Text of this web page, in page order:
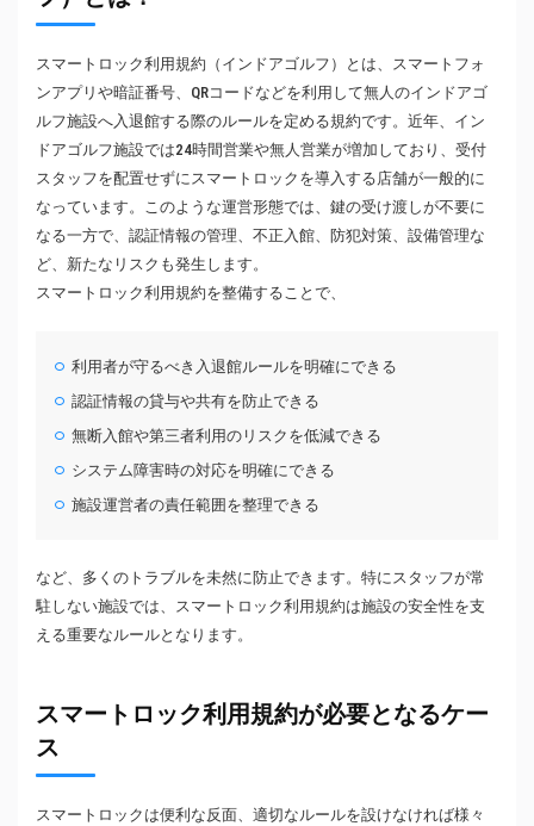
スマートロック利用規約（インドアゴルフ）とは、スマートフォ
ンアプリや暗証番号、QRコードなどを利用して無人のインドアゴ
ルフ施設へ入退館する際のルールを定める規約です。近年、イン
ドアゴルフ施設では24時間営業や無人営業が増加しており、受付
スタッフを配置せずにスマートロックを導入する店舗が一般的に
なっています。このような運営形態では、鍵の受け渡しが不要に
なる一方で、認証情報の管理、不正入館、防犯対策、設備管理な
ど、新たなリスクも発生します。
スマートロック利用規約を整備することで、
利用者が守るべき入退館ルールを明確にできる
認証情報の貸与や共有を防止できる
無断入館や第三者利用のリスクを低減できる
システム障害時の対応を明確にできる
施設運営者の責任範囲を整理できる
など、多くのトラブルを未然に防止できます。特にスタッフが常
駐しない施設では、スマートロック利用規約は施設の安全性を支
える重要なルールとなります。
スマートロック利用規約が必要となるケー
ス
スマートロックは便利な反面、適切なルールを設けなければ様々